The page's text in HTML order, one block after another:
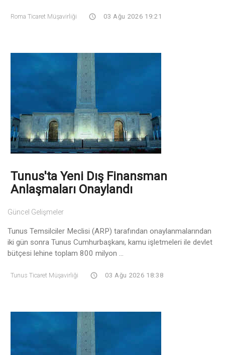
Roma Ticaret Müşavirliği 03 Ağu 2026 19:21
Tunus'ta Yeni Dış Finansman
Anlaşmaları Onaylandı
Güncel Gelişmeler
Tunus Temsilciler Meclisi (ARP) tarafından onaylanmalarından
iki gün sonra Tunus Cumhurbaşkanı, kamu işletmeleri ile devlet
bütçesi lehine toplam 800 milyon ...
Tunus Ticaret Müşavirliği 03 Ağu 2026 18:38